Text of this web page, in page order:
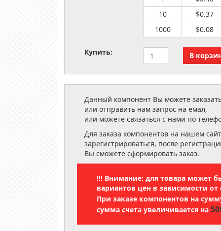
10
$0.37
1000
$0.08
Купить:
Данный компонент Вы можете
или отправить нам запрос на емал,
или можете связаться с нами по
Для заказа компонентов на нашем
зарегистрироваться, после
Вы сможете сформировать заказ.
!!! Внимание: для товара может
вариантов цен в зависимости от
При заказе компонентов на
сумма счета увеличивается на